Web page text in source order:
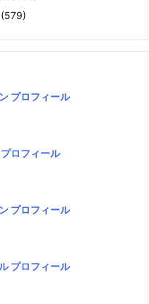
(579)
プロフィール
ロフィール
プロフィール
プロフィール